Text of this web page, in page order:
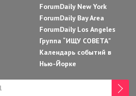
ForumDaily New York
ForumDaily Bay Area
ForumDaily Los Angeles
Группа “ИЩУ СОВЕТА”
Календарь событий в
Нью-Йорке